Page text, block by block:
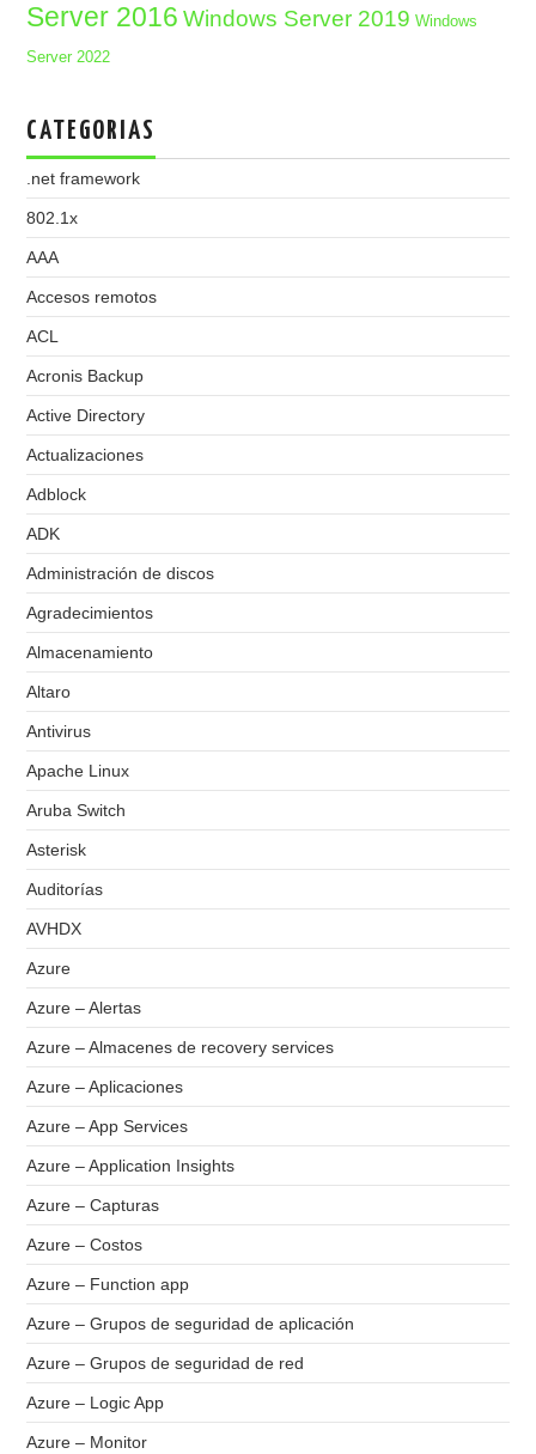
Server 2016 Windows Server 2019 Windows
Server 2022
CATEGORIAS
.net framework
802.1x
AAA
Accesos remotos
ACL
Acronis Backup
Active Directory
Actualizaciones
Adblock
ADK
Administración de discos
Agradecimientos
Almacenamiento
Altaro
Antivirus
Apache Linux
Aruba Switch
Asterisk
Auditorías
AVHDX
Azure
Azure – Alertas
Azure – Almacenes de recovery services
Azure – Aplicaciones
Azure – App Services
Azure – Application Insights
Azure – Capturas
Azure – Costos
Azure – Function app
Azure – Grupos de seguridad de aplicación
Azure – Grupos de seguridad de red
Azure – Logic App
Azure – Monitor